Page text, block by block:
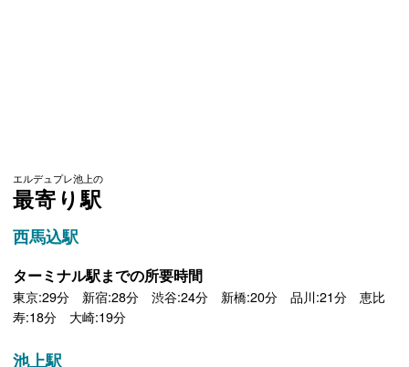
エルデュプレ池上の
最寄り駅
西馬込駅
ターミナル駅までの所要時間
東京:29分 新宿:28分 渋谷:24分 新橋:20分 品川:21分 恵比
寿:18分 大崎:19分
池上駅